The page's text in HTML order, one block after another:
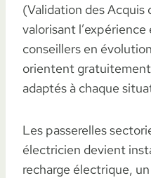
(Validation des Acquis
valorisant
conseillers en
orientent
adaptés à chaque
Les passerelles
électricien devient
recharge électrique,